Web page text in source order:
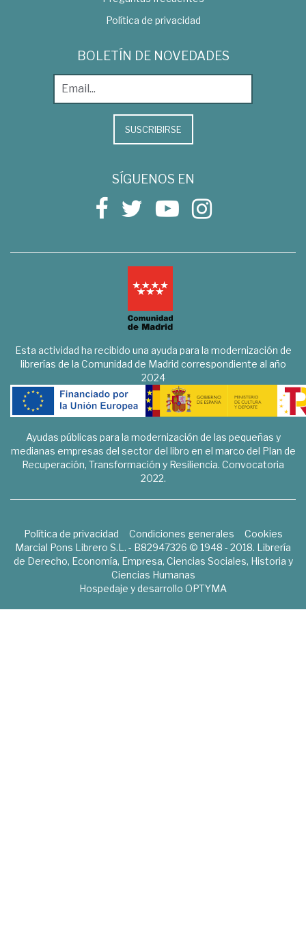
Política de privacidad
BOLETÍN DE NOVEDADES
SUSCRIBIRSE
SÍGUENOS EN
Esta actividad ha recibido una ayuda para la modernización de
librerías de la Comunidad de Madrid correspondiente al año
2024
Ayudas públicas para la modernización de las pequeñas y
medianas empresas del sector del libro en el marco del Plan de
Recuperación, Transformación y Resiliencia. Convocatoria
2022.
Política de privacidad Condiciones generales
Cookies
Marcial Pons Librero S.L. - B82947326 © 1948 - 2018. Librería
de Derecho, Economía, Empresa, Ciencias Sociales, Historia y
Ciencias Humanas
Hospedaje y desarrollo OPTYMA